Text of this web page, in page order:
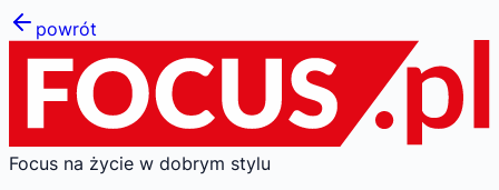
powrót
Focus na życie w dobrym stylu